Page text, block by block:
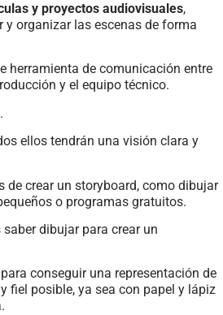
y proyectos audiovisuales,
y organizar las escenas de forma
herramienta de comunicación entre
y el equipo técnico.
ellos tendrán una visión clara y
de crear un storyboard, como dibujar
o programas gratuitos.
dibujar para crear un
conseguir una representación de
fiel posible, ya sea con papel y lápiz